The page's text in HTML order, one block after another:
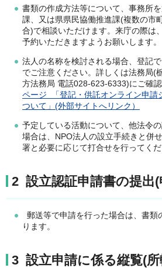
書類の作成方法等について、事務所
課、又は県県民協働推進課(複数の市
合)で相談いただけます。来庁の際は
予約いただきますようお願いします。
法人の名称を検討される場合、登記
でご注意ください。詳しくは法務局(
方法務局 電話028-623-6333)にご確
ページ 「登記・供託オンライン申請
ついて」(外部サイトへリンク）
予定している活動について、他法令
場合は、NPO法人の設立手続きと併
署と必要に応じて打合せを行ってくだ
2 設立認証申請書の提出(
郵送等で申請を行った場合は、書類
ります。
3 設立申請に係る縦覧(所